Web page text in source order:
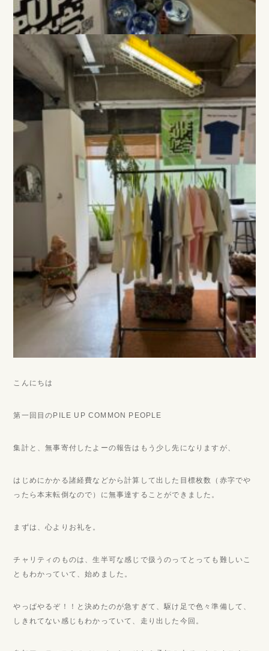
こんにちは
第一回目のPILE UP COMMON PEOPLE
集計と、無事寄付したよーの報告はもう少し先になりますが、
はじめにかかる諸経費などから計算して出した目標枚数（赤字でや
ったら本末転倒なので）に無事達することができました。
まずは、心よりお礼を。
チャリティのものは、生半可な感じで扱うのってとっても難しいこ
ともわかっていて、始めました。
やっぱやるぞ！！と決めたのが急すぎて、駆け足で色々準備して、
しきれてない感じもわかっていて、走り出した今回。